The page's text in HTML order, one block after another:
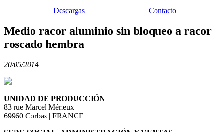
Descargas
Contacto
Medio racor aluminio sin bloqueo a racor
roscado hembra
20/05/2014
UNIDAD DE PRODUCCIÓN
83 rue Marcel Mérieux
69960 Corbas | FRANCE